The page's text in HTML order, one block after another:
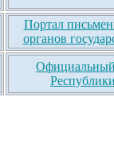
Портал
органов
Официальный